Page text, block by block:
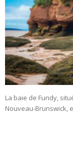
La baie de Fundy,
Nouveau-Brunswick,